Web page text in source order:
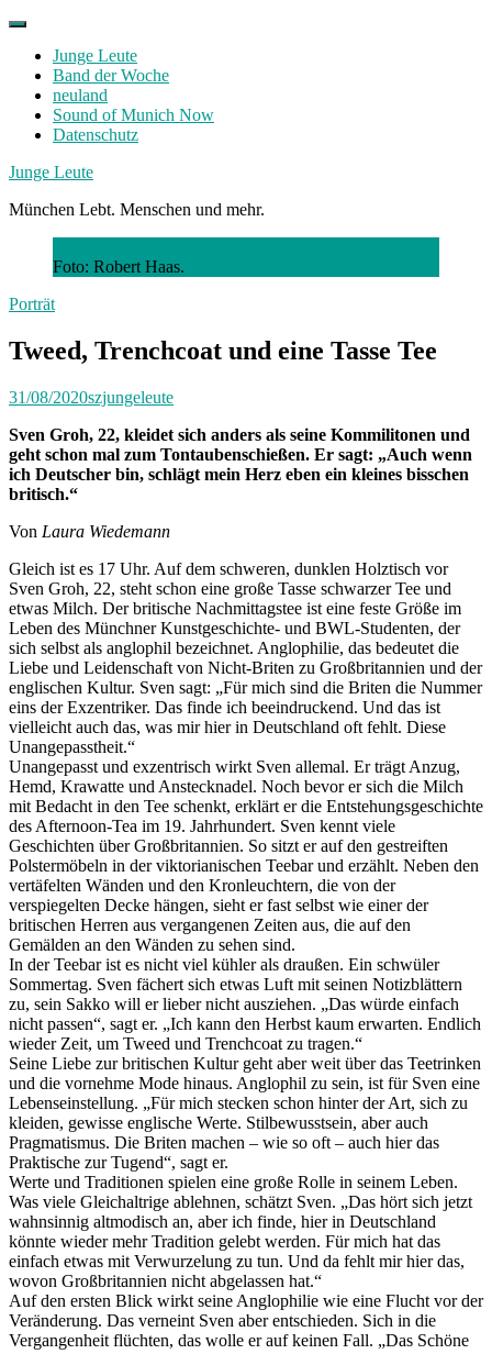
Skip
contentJunge Leute
Band der Woche
neuland
Sound of Munich Now
Datenschutz
Facebook
Twitter
Instagram
Junge Leute
München Lebt. Menschen und mehr.
Foto: Robert Haas.
Porträt
Tweed, Trenchcoat und eine Tasse Tee
31/08/2020szjungeleute
Sven Groh, 22, kleidet sich anders als seine Kommilitonen und
geht schon mal zum Tontaubenschießen. Er sagt: „Auch wenn
ich Deutscher bin, schlägt mein Herz eben ein kleines bisschen
britisch.“
Von Laura Wiedemann
Gleich ist es 17 Uhr. Auf dem schweren, dunklen Holztisch vor
Sven Groh, 22, steht schon eine große Tasse schwarzer Tee und
etwas Milch. Der britische Nachmittagstee ist eine feste Größe im
Leben des Münchner Kunstgeschichte- und BWL-Studenten, der
sich selbst als anglophil bezeichnet. Anglophilie, das bedeutet die
Liebe und Leidenschaft von Nicht-Briten zu Großbritannien und der
englischen Kultur. Sven sagt: „Für mich sind die Briten die Nummer
eins der Exzentriker. Das finde ich beeindruckend. Und das ist
vielleicht auch das, was mir hier in Deutschland oft fehlt. Diese
Unangepasstheit.“
Unangepasst und exzentrisch wirkt Sven allemal. Er trägt Anzug,
Hemd, Krawatte und Anstecknadel. Noch bevor er sich die Milch
mit Bedacht in den Tee schenkt, erklärt er die Entstehungsgeschichte
des Afternoon-Tea im 19. Jahrhundert. Sven kennt viele
Geschichten über Großbritannien. So sitzt er auf den gestreiften
Polstermöbeln in der viktorianischen Teebar und erzählt. Neben den
vertäfelten Wänden und den Kronleuchtern, die von der
verspiegelten Decke hängen, sieht er fast selbst wie einer der
britischen Herren aus vergangenen Zeiten aus, die auf den
Gemälden an den Wänden zu sehen sind.
In der Teebar ist es nicht viel kühler als draußen. Ein schwüler
Sommertag. Sven fächert sich etwas Luft mit seinen Notizblättern
zu, sein Sakko will er lieber nicht ausziehen. „Das würde einfach
nicht passen“, sagt er. „Ich kann den Herbst kaum erwarten. Endlich
wieder Zeit, um Tweed und Trenchcoat zu tragen.“
Seine Liebe zur britischen Kultur geht aber weit über das Teetrinken
und die vornehme Mode hinaus. Anglophil zu sein, ist für Sven eine
Lebenseinstellung. „Für mich stecken schon hinter der Art, sich zu
kleiden, gewisse englische Werte. Stilbewusstsein, aber auch
Pragmatismus. Die Briten machen – wie so oft – auch hier das
Praktische zur Tugend“, sagt er.
Werte und Traditionen spielen eine große Rolle in seinem Leben.
Was viele Gleichaltrige ablehnen, schätzt Sven. „Das hört sich jetzt
wahnsinnig altmodisch an, aber ich finde, hier in Deutschland
könnte wieder mehr Tradition gelebt werden. Für mich hat das
einfach etwas mit Verwurzelung zu tun. Und da fehlt mir hier das,
wovon Großbritannien nicht abgelassen hat.“
Auf den ersten Blick wirkt seine Anglophilie wie eine Flucht vor der
Veränderung. Das verneint Sven aber entschieden. Sich in die
Vergangenheit flüchten, das wolle er auf keinen Fall. „Das Schöne